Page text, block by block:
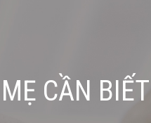
CẦN BIẾT